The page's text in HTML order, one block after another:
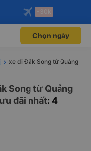
Mở app
bay qua
Mở app
-30k
Chọn ngày
xe đi Đăk Song từ Quảng
Song từ Quảng
đãi nhất: 4